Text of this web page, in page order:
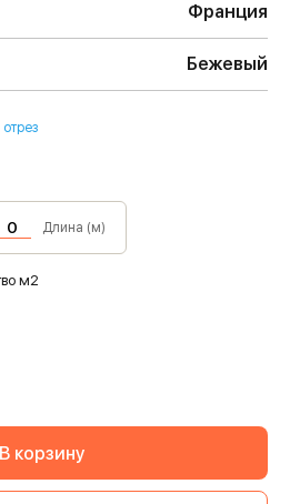
Франция
Бежевый
Длина (м)
м2
В корзину